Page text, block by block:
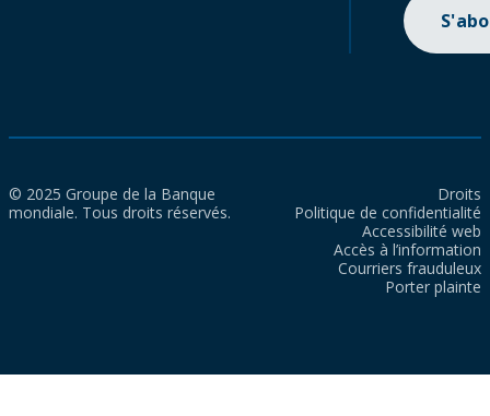
© 2025 Groupe de la Banque
mondiale. Tous droits réservés.
Droits
Politique de confidentialité
Accessibilité web
Accès à l’information
Courriers frauduleux
Porter plainte